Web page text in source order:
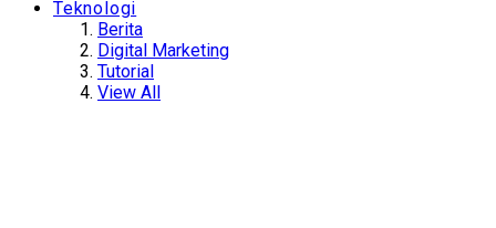
Teknologi
Berita
Digital Marketing
Tutorial
View All